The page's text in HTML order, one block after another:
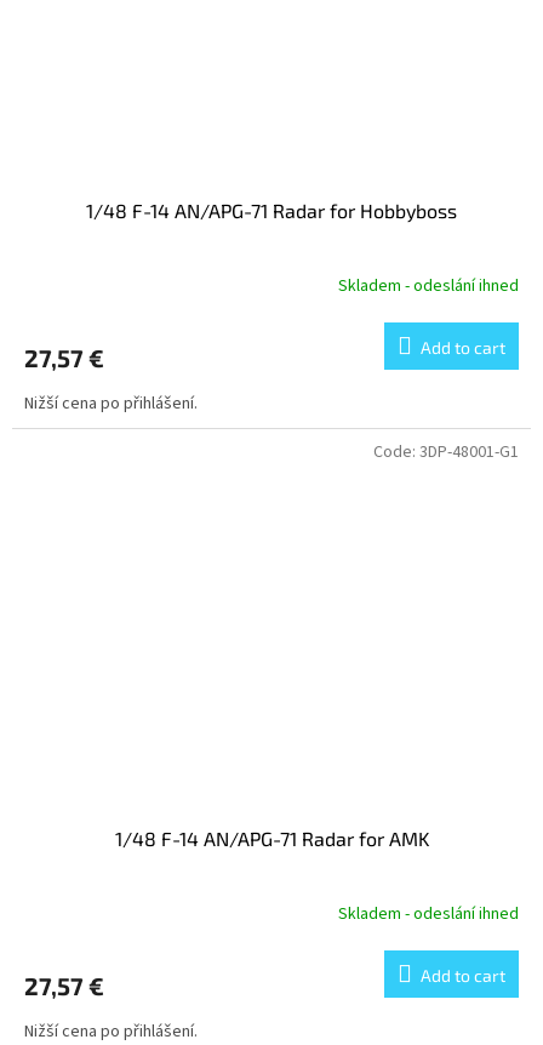
1/48 F-14 AN/APG-71 Radar for Hobbyboss
Skladem - odeslání ihned
27,57 € Add to cart
Nižší cena po přihlášení.
1/48 F-14 AN/APG-71 Radar for AMK
Skladem - odeslání ihned
27,57 € Add to cart
Nižší cena po přihlášení.
Code: 3DP-48001-G1